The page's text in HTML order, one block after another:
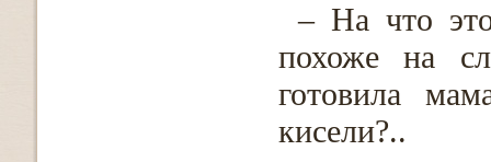
– На что
похоже на
готовила
кисели?..